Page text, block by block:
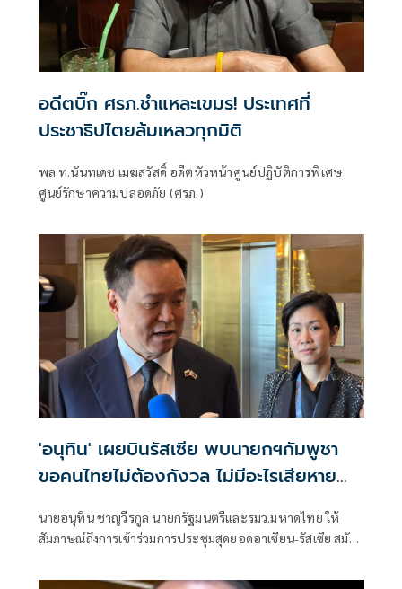
อดีตบิ๊ก ศรภ.ชำแหละเขมร! ประเทศที่
ประชาธิปไตยล้มเหลวทุกมิติ
พล.ท.นันทเดช เมฆสวัสดิ์ อดีตหัวหน้าศูนย์ปฏิบัติการพิเศษ
ศูนย์รักษาความปลอดภัย (ศรภ.)
'อนุทิน' เผยบินรัสเซีย พบนายกฯกัมพูชา
ขอคนไทยไม่ต้องกังวล ไม่มีอะไรเสียหาย
นายอนุทิน ชาญวีรกูล นายกรัฐมนตรีและรมว.มหาดไทย ให้
สัมภาษณ์ถึงการเข้าร่วมการประชุมสุดยอดอาเซียน-รัสเซีย สมัย
ที่ 16–19 มิ.ย.นี้ ว่า น่าจะมีโอกาสได้พบกับนายกรัฐมนตรี